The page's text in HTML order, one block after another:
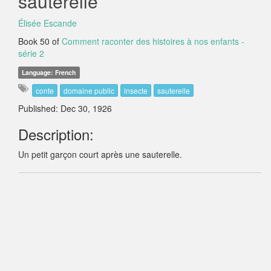
Élisée Escande
Book 50 of Comment raconter des histoires à nos enfants -
série 2
Language: French
conte domaine public insecte sauterelle
Published: Dec 30, 1926
Description:
Un petit garçon court après une sauterelle.